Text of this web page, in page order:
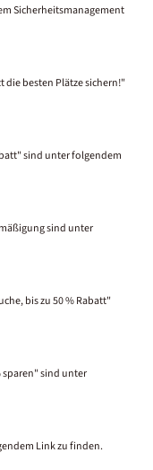
Sicherheitsmanagement
die besten Plätze sichern!"
sind unter folgendem
sind unter
bis zu 50 % Rabatt"
sparen" sind unter
Link zu finden.